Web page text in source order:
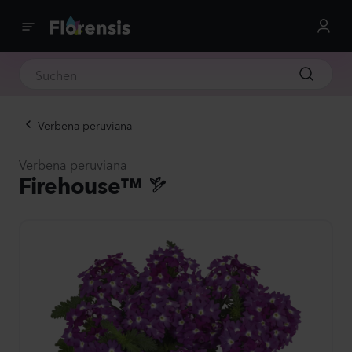
Verbena peruviana
Verbena peruviana
Firehouse™